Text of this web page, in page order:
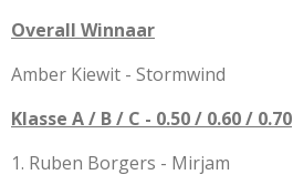
Overall Winnaar
Amber Kiewit - Stormwind
Klasse A / B / C - 0.50 / 0.60 / 0.70
1. Ruben Borgers - Mirjam